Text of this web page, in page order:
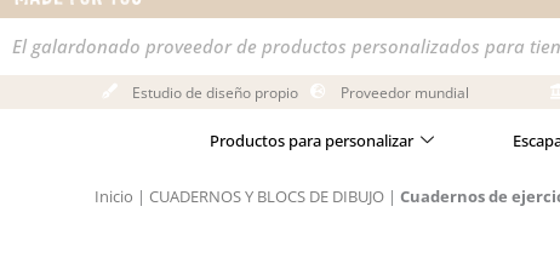
El galardonado proveedor de productos personalizados para
Estudio de diseño propio Proveedor mundial
Productos para personalizar
Inicio | CUADERNOS Y BLOCS DE DIBUJO | Cuadernos de